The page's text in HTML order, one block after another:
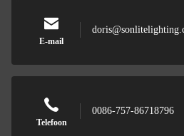
E-mail
Telefoon
0086-757-86718796